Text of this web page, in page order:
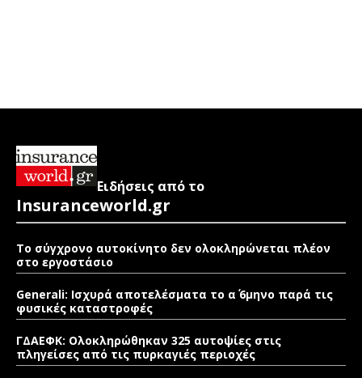
Ειδήσεις από το
Insuranceworld.gr
Το σύγχρονο αυτοκίνητο δεν ολοκληρώνεται πλέον
στο εργοστάσιο
Generali: Ισχυρά αποτελέσματα το α΄ 6μηνο παρά τις
φυσικές καταστροφές
ΓΔΑΕΦΚ: Ολοκληρώθηκαν 325 αυτοψίες στις
πληγείσες από τις πυρκαγιές περιοχές